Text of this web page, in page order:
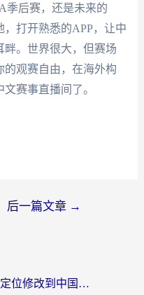
季后赛，还是未来的
，打开熟悉的APP，让中
畔。世界很大，但赛场
的观赛自由，在海外构
赛事直播间了。
后一篇文章 →
在瑞典用QQ音乐怎么把定位修改到中国国内？留学生亲测有效的回国加速方案